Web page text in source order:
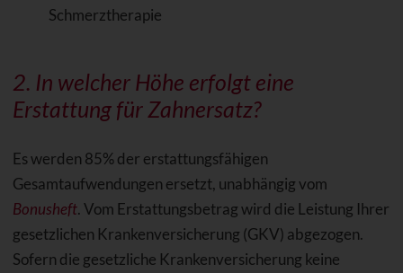
Schmerztherapie
2. In welcher Höhe erfolgt eine
Erstattung für Zahnersatz?
Es werden 85% der erstattungsfähigen
Gesamtaufwendungen ersetzt, unabhängig vom
Bonusheft. Vom Erstattungsbetrag wird die Leistung Ihrer
gesetzlichen Krankenversicherung (GKV) abgezogen.
Sofern die gesetzliche Krankenversicherung keine